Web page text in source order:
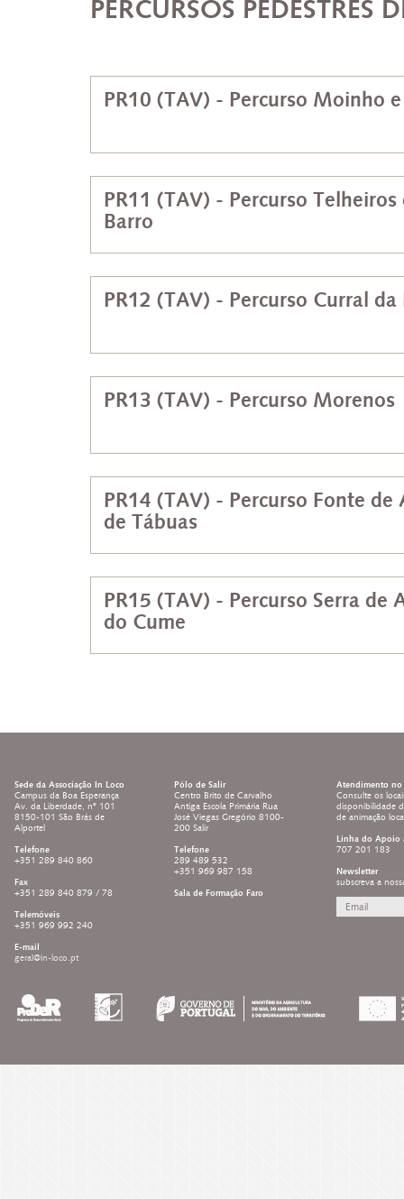
PERCURSOS PEDESTRES
PR10 (TAV) - Percurso Moinho
PR11 (TAV) - Percurso Telheiros
Barro
PR12 (TAV) - Percurso Curral da
PR13 (TAV) - Percurso Morenos
PR14 (TAV) - Percurso Fonte de
de Tábuas
PR15 (TAV) - Percurso Serra de
do Cume
Sede da Associação In Loco
Campus da Boa Esperança
Av. da Liberdade, nº 101
8150-101 São Brás de
Alportel
Telefone
+351 289 840 860
Fax
+351 289 840 879 / 78
Telemóveis
+351 969 992 240
E-mail
geral@in-loco.pt
Pólo de Salir
Centro Brito de Carvalho
Antiga Escola Primária Rua
José Viegas Gregório 8100-
200 Salir
Telefone
289 489 532
+351 969 987 158
Sala de Formação Faro
Atendimento no
Consulte os
disponibilidade
de animação
Linha do Apoio
707 201 183
Newsletter
subscreva a